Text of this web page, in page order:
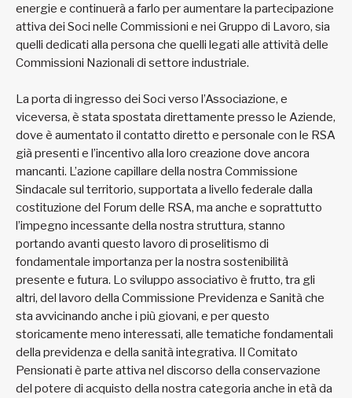
energie e continuerà a farlo per aumentare la partecipazione
attiva dei Soci nelle Commissioni e nei Gruppo di Lavoro, sia
quelli dedicati alla persona che quelli legati alle attività delle
Commissioni Nazionali di settore industriale.
La porta di ingresso dei Soci verso l’Associazione, e
viceversa, è stata spostata direttamente presso le Aziende,
dove è aumentato il contatto diretto e personale con le RSA
già presenti e l’incentivo alla loro creazione dove ancora
mancanti. L’azione capillare della nostra Commissione
Sindacale sul territorio, supportata a livello federale dalla
costituzione del Forum delle RSA, ma anche e soprattutto
l’impegno incessante della nostra struttura, stanno
portando avanti questo lavoro di proselitismo di
fondamentale importanza per la nostra sostenibilità
presente e futura. Lo sviluppo associativo è frutto, tra gli
altri, del lavoro della Commissione Previdenza e Sanità che
sta avvicinando anche i più giovani, e per questo
storicamente meno interessati, alle tematiche fondamentali
della previdenza e della sanità integrativa. Il Comitato
Pensionati è parte attiva nel discorso della conservazione
del potere di acquisto della nostra categoria anche in età da